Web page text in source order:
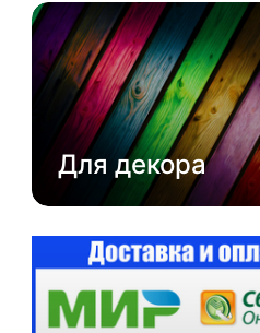
Для декора